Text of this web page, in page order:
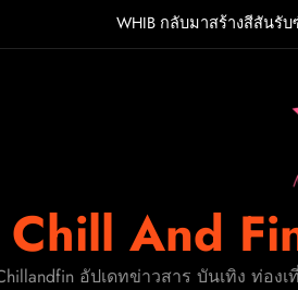
WHIB กลับมาสร้างสีสันรั
OMODA & JAECOO ประ
F.HERO จับมือเกิร์ลกรุ๊ปมา
WHIB กลับมาสร้างสีสัน
Chill And
อัปเดทข่าวสาร บันเทิง ท่องเ